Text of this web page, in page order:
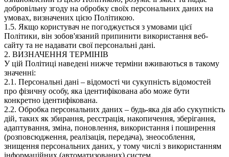
добровільну згоду на обробку своїх персональних даних на
умовах, визначених цією Політикою.
1.5. Якщо користувач не погоджується з умовами цієї
Політики, він зобов'язаний припинити використання веб-
сайту та не надавати свої персональні дані.
2. ВИЗНАЧЕННЯ ТЕРМІНІВ
У цій Політиці наведені нижче терміни вживаються в такому
значенні:
2.1. Персональні дані – відомості чи сукупність відомостей
про фізичну особу, яка ідентифікована або може бути
конкретно ідентифікована.
2.2. Обробка персональних даних – будь-яка дія або сукупність
дій, таких як збирання, реєстрація, накопичення, зберігання,
адаптування, зміна, поновлення, використання і поширення
(розповсюдження, реалізація, передача), знеособлення,
знищення персональних даних, у тому числі з використанням